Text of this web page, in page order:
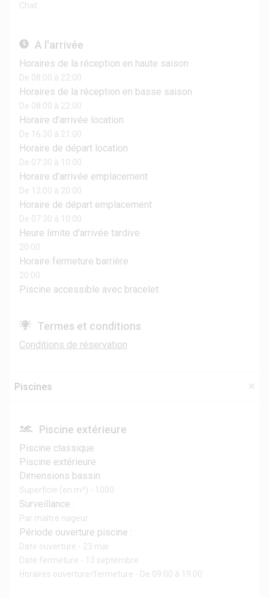
Chat
A l'arrivée
Horaires de la réception en haute saison
De 08:00 à 22:00
Horaires de la réception en basse saison
De 08:00 à 22:00
Horaire d'arrivée location
De 16:30 à 21:00
Horaire de départ location
De 07:30 à 10:00
Horaire d'arrivée emplacement
De 12:00 à 20:00
Horaire de départ emplacement
De 07:30 à 10:00
Heure limite d'arrivée tardive
20:00
Horaire fermeture barrière
20:00
Piscine accessible avec bracelet
Termes et conditions
Conditions de réservation
Piscines
Piscine extérieure
Piscine classique
Piscine extérieure
Dimensions bassin
Superficie (en m²) - 1000
Surveillance :
Par maître nageur
Période ouverture piscine :
Date ouverture - 23 mai
Date fermeture - 13 septembre
Horaires ouverture/fermeture - De 09:00 à 19:00